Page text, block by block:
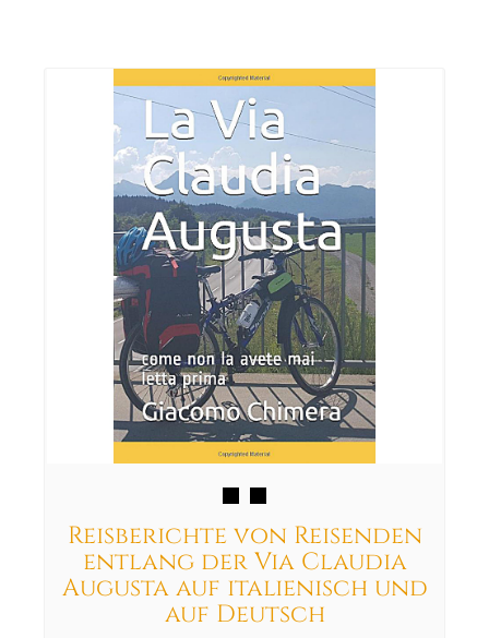
Reisberichte von Reisenden
entlang der Via Claudia
Augusta auf italienisch und
auf Deutsch